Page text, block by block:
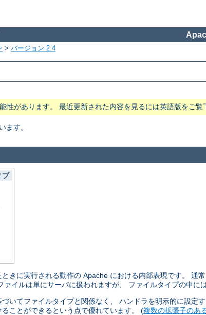
> バージョン 2.4
性があります。 最近更新された内容を見るには英語版をご覧
ます。
ブ
ときに実行される動作の Apache における内部表現です。 通
イルは単にサーバに扱われますが、 ファイルタイプの中に
いてファイルタイプと関係なく、 ハンドラを明示的に設定
ことができるという点で優れています。 (複数の拡張子のあ